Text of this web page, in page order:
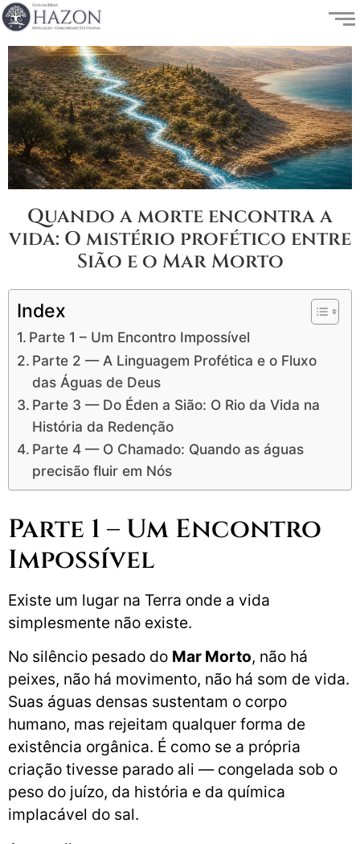
Quando a morte encontra a
vida: O mistério profético entre
Sião e o Mar Morto
Index
Parte 1 – Um Encontro Impossível
Parte 2 — A Linguagem Profética e o Fluxo
das Águas de Deus
Parte 3 — Do Éden a Sião: O Rio da Vida na
História da Redenção
Parte 4 — O Chamado: Quando as águas
precisão fluir em Nós
Parte 1 – Um Encontro
Impossível
Existe um lugar na Terra onde a vida
simplesmente não existe.
No silêncio pesado do Mar Morto, não há
peixes, não há movimento, não há som de vida.
Suas águas densas sustentam o corpo
humano, mas rejeitam qualquer forma de
existência orgânica. É como se a própria
criação tivesse parado ali — congelada sob o
peso do juízo, da história e da química
implacável do sal.